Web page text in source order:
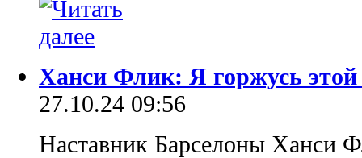
Ханси Флик: Я горжусь этой
27.10.24 09:56
Наставник Барселоны Ханси